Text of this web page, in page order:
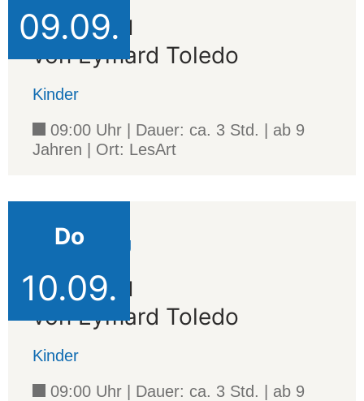
09.09.
Kayabu
von Eymard Toledo
Kinder
09:00 Uhr | Dauer: ca. 3 Std. | ab 9
Jahren | Ort: LesArt
Do
10.09.
Veranstaltung
Kayabu
von Eymard Toledo
Kinder
09:00 Uhr | Dauer: ca. 3 Std. | ab 9